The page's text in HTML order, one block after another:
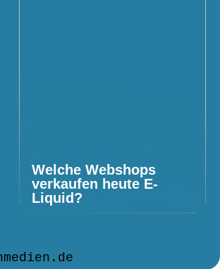
Welche Webshops
verkaufen heute E-
Liquid?